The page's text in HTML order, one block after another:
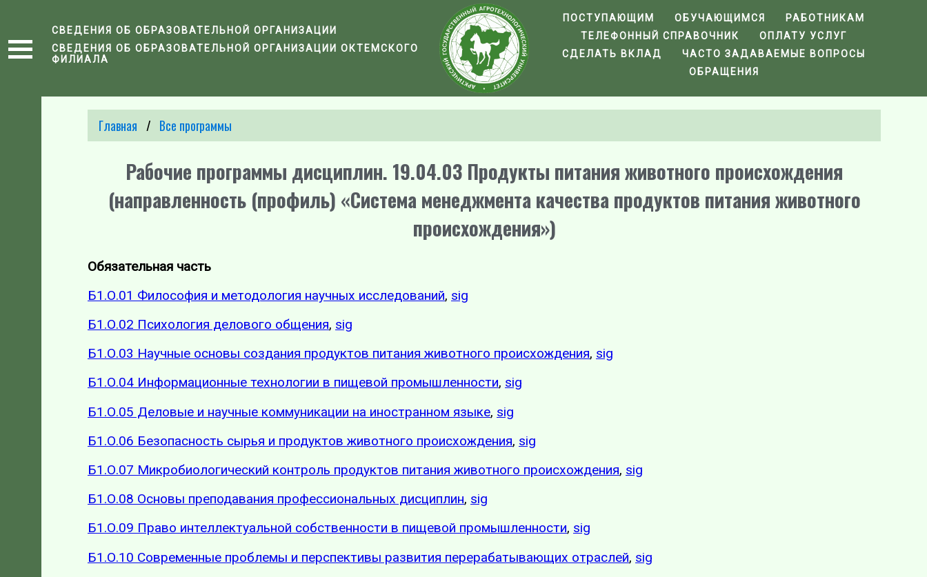
СВЕДЕНИЯ ОБ ОБРАЗОВАТЕЛЬНОЙ ОРГАНИЗАЦИИ
СВЕДЕНИЯ ОБ ОБРАЗОВАТЕЛЬНОЙ ОРГАНИЗАЦИИ ОКТЕМСКОГО
ФИЛИАЛА
ПОСТУПАЮЩИМ ОБУЧАЮЩИМСЯ
РАБОТНИКАМ
ТЕЛЕФОННЫЙ СПРАВОЧНИК
ОПЛАТУ УСЛУГ
СДЕЛАТЬ ВКЛАД
ЧАСТО ЗАДАВАЕМЫЕ ВОПРОСЫ
ОБРАЩЕНИЯ
Главная Все программы
Рабочие программы дисциплин. 19.04.03 Продукты питания животного происхождения
(направленность (профиль) «Система менеджмента качества продуктов питания животного
происхождения»)
Обязательная часть
Б1.О.01 Философия и методология научных исследований, sig
Б1.О.02 Психология делового общения, sig
Б1.О.03 Научные основы создания продуктов питания животного происхождения, sig
Б1.О.04 Информационные технологии в пищевой промышленности, sig
Б1.О.05 Деловые и научные коммуникации на иностранном языке, sig
Б1.О.06 Безопасность сырья и продуктов животного происхождения, sig
Б1.О.07 Микробиологический контроль продуктов питания животного происхождения, sig
Б1.О.08 Основы преподавания профессиональных дисциплин, sig
Б1.О.09 Право интеллектуальной собственности в пищевой промышленности, sig
Б1.О.10 Современные проблемы и перспективы развития перерабатывающих отраслей, sig